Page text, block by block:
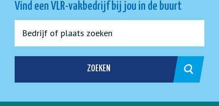
Vind een VLR-vakbedrijf bij jou in de buurt
ZOEKEN